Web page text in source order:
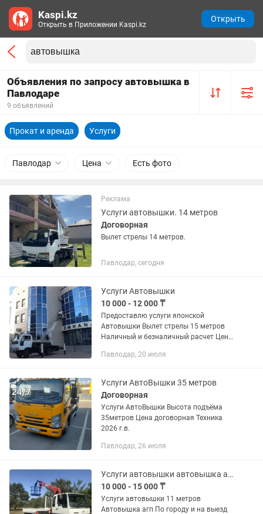
Объявления по запросу автовышка в
Павлодаре
9 объявлений
Прокат и аренда Услуги
Павлодар Цена Есть фото
Реклама
Услуги автовышки. 14 метров
Договорная
Вылет стрелы 14 метров.
Павлодар, сегодня
Услуги Автовышки
10 000 - 12 000 ₸
Предоставлю услуги японской
Автовышки Вылет стрелы 15 метров
Наличный и безналичный расчет Цена
скидок...
Павлодар, 20 июля
Услуги АвтоВышки 35 метров
Договорная
Услуги АвтоВышки Высота подъёма
35метров Цена договорная Техника
2026 г.в.
Павлодар, 26 июля
Услуги автовышки автовышка агп
10 000 - 15 000 ₸
Услуги автовышки 11 метров
Автовышка агп По городу и на выезд
Kaspi.kz
Открыть в Приложении Kaspi.kz
Открыть